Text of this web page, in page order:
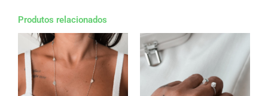
Produtos relacionados